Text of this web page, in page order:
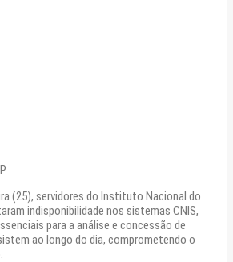
(25), servidores do Instituto Nacional do
indisponibilidade nos sistemas CNIS,
para a análise e concessão de
ao longo do dia, comprometendo o